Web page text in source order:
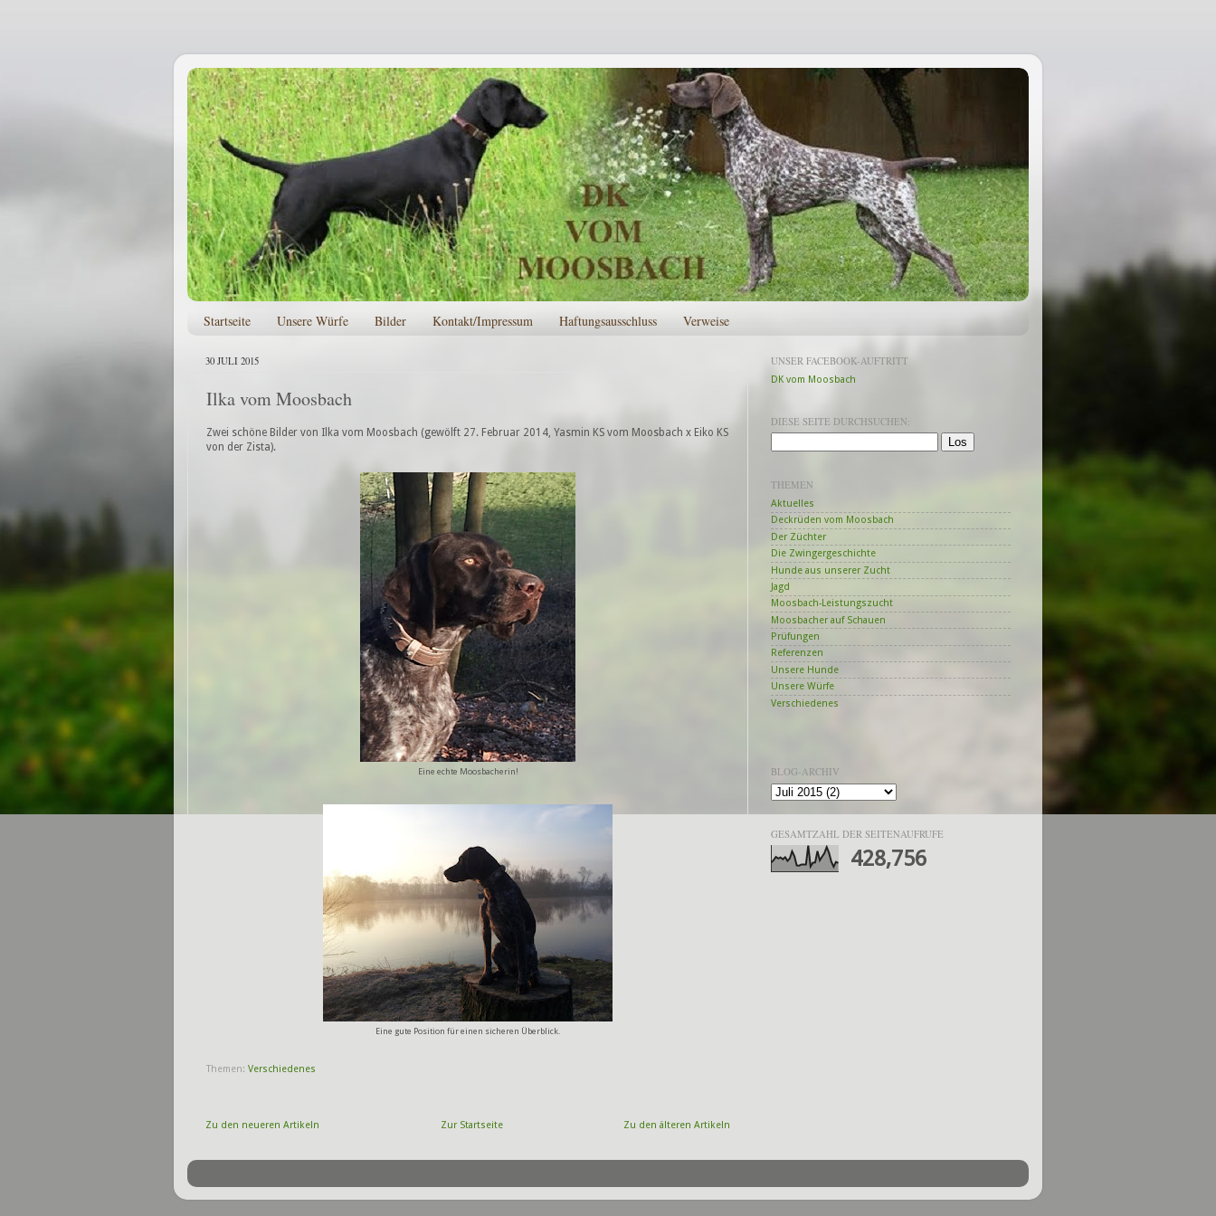
Startseite Unsere Würfe Bilder Kontakt/Impressum Haftungsausschluss Verweise
30 JULI 2015
Ilka vom Moosbach
Zwei schöne Bilder von Ilka vom Moosbach (gewölft 27. Februar 2014, Yasmin KS vom Moosbach x Eiko KS
von der Zista).
Eine echte Moosbacherin!
Eine gute Position für einen sicheren Überblick.
Themen: Verschiedenes
Zu den neueren Artikeln Zu den älteren Artikeln
Zur Startseite
UNSER FACEBOOK-AUFTRITT
DK vom Moosbach
DIESE SEITE DURCHSUCHEN:
THEMEN
Aktuelles
Deckrüden vom Moosbach
Der Züchter
Die Zwingergeschichte
Hunde aus unserer Zucht
Jagd
Moosbach-Leistungszucht
Moosbacher auf Schauen
Prüfungen
Referenzen
Unsere Hunde
Unsere Würfe
Verschiedenes
BLOG-ARCHIV
GESAMTZAHL DER SEITENAUFRUFE
428,756